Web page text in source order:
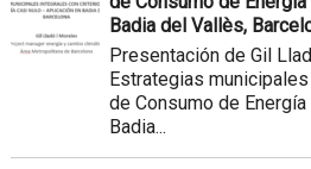
Badia del Vallès,
Presentación de Gil
Estrategias
de Consumo de
Badia...